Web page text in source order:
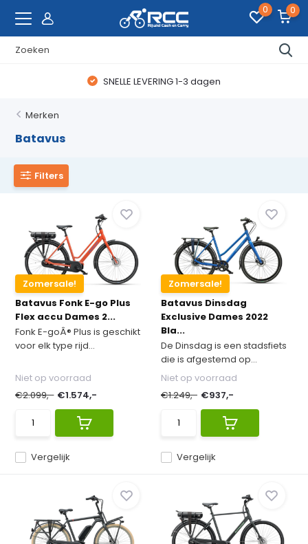
0 0
SNELLE LEVERING 1-3 dagen
Merken
Batavus
Filters
Zomersale!
Batavus Fonk E-go Plus
Flex accu Dames 2...
Fonk E-goÂ® Plus is geschikt
voor elk type rijd...
Vergelijk
Niet op voorraad
€2.099,- €1.574,-
Zomersale!
Batavus Dinsdag
Exclusive Dames 2022
Bla...
De Dinsdag is een stadsfiets
die is afgestemd op...
Vergelijk
Niet op voorraad
€1.249,- €937,-